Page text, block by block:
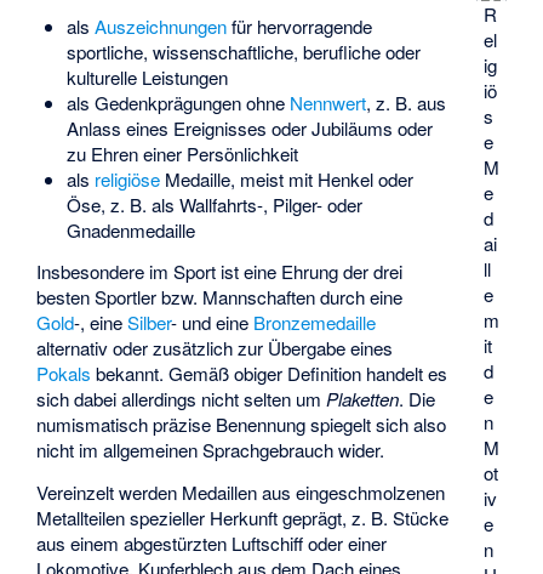
R
el
ig
iö
s
e
M
e
d
ai
ll
e
m
it
d
e
n
M
ot
iv
e
n
als Auszeichnungenfür hervorragende
sportliche, wissenschaftliche, berufliche oder
kulturelle Leistungen
als Gedenkprägungen ohne Nennwert, z. B. aus
Anlass eines Ereignisses oder Jubiläums oder
zu Ehren einer Persönlichkeit
als religiöseMedaille, meist mit Henkel oder
Öse, z. B. als Wallfahrts-, Pilger- oder
Gnadenmedaille
Insbesondere im Sport ist eine Ehrung der drei
besten Sportler bzw. Mannschaften durch eine
Gold-, eineSilber- und eine Bronzemedaille
alternativ oder zusätzlich zur Übergabe eines
Pokals bekannt. Gemäß obiger Definition handelt es
sich dabei allerdings nicht selten umPlaketten. Die
numismatisch präzise Benennung spiegelt sich also
nicht im allgemeinen Sprachgebrauch wider.
Vereinzelt werden Medaillen aus eingeschmolzenen
Metallteilen spezieller Herkunft geprägt, z. B. Stücke
aus einem abgestürzten Luftschiff oder einer
Lokomotive, Kupferblech aus dem Dach eines